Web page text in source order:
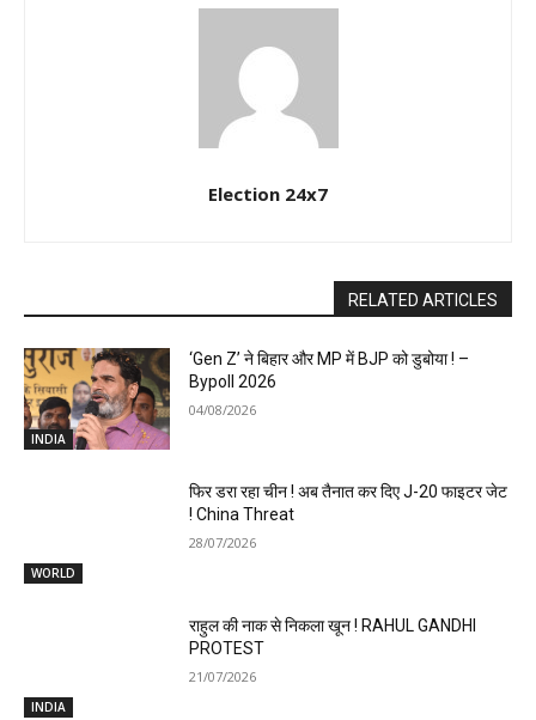
Election 24x7
RELATED ARTICLES
INDIA
‘Gen Z’ ने बिहार और MP में BJP को डुबोया ! –
Bypoll 2026
04/08/2026
WORLD
फिर डरा रहा चीन ! अब तैनात कर दिए J-20 फाइटर जेट
! China Threat
28/07/2026
INDIA
राहुल की नाक से निकला खून ! RAHUL GANDHI
PROTEST
21/07/2026